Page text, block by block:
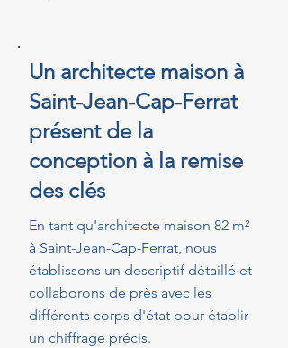
Un architecte maison à
Saint-Jean-Cap-Ferrat
présent de la
conception à la remise
des clés
En tant qu'architecte maison 82 m²
à Saint-Jean-Cap-Ferrat, nous
établissons un descriptif détaillé et
collaborons de près avec les
différents corps d'état pour établir
un chiffrage précis.